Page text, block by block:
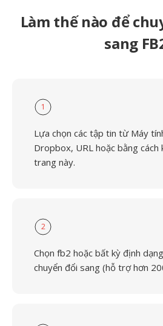
Làm thế nào để
sang
1
Lựa chọn các tập tin từ Máy
Dropbox, URL hoặc bằng
trang này.
2
Chọn fb2 hoặc bất kỳ định
chuyển đổi sang (hỗ trợ hơn